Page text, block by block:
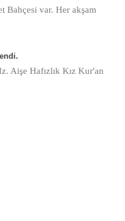
Bahçesi var. Her akşam
Aişe Hafızlık Kız Kur'an